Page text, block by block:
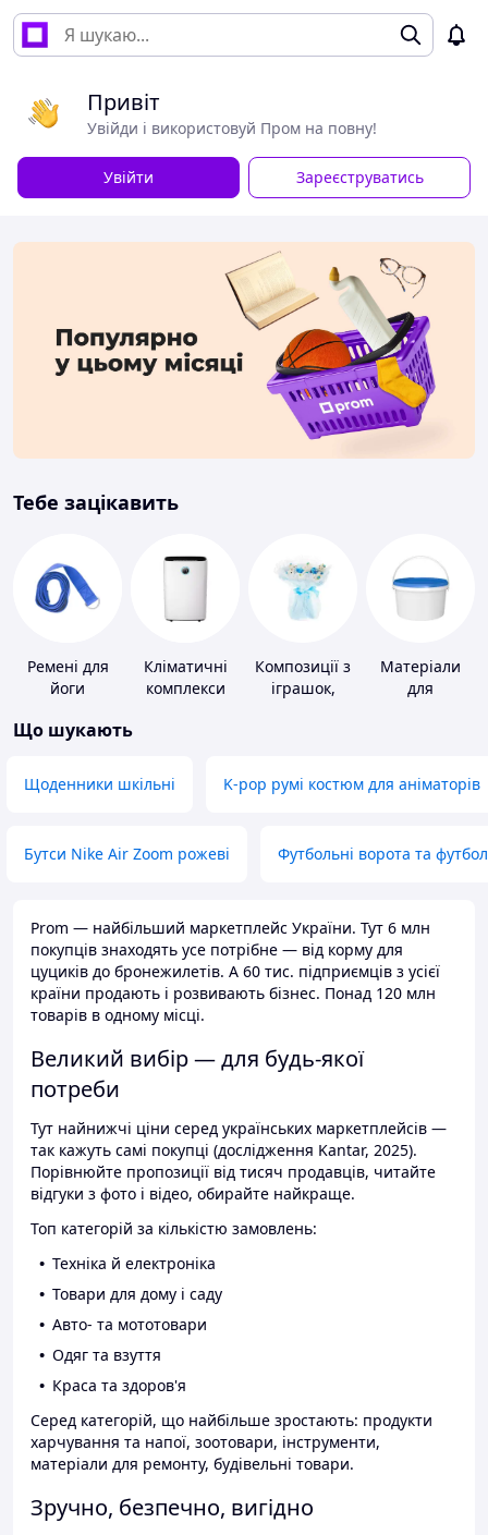
Привіт
Увійди і використовуй Пром на повну!
Увійти Зареєструватись
Тебе зацікавить
Ремені для
йоги
Кліматичні
комплекси
Композиції з
іграшок,
Матеріали
для
Що шукають
Щоденники шкільні K-pop румі костюм для аніматорів
Бутси Nike Air Zoom рожеві Футбольні ворота та
Prom — найбільший маркетплейс України. Тут 6 млн
покупців знаходять усе потрібне — від корму для
цуциків до бронежилетів. А 60 тис. підприємців з усієї
країни продають і розвивають бізнес. Понад 120 млн
товарів в одному місці.
Великий вибір — для будь-якої
потреби
Тут найнижчі ціни серед українських маркетплейсів —
так кажуть самі покупці (дослідження Kantar, 2025).
Порівнюйте пропозиції від тисяч продавців, читайте
відгуки з фото і відео, обирайте найкраще.
Топ категорій за кількістю замовлень:
Техніка й електроніка
Товари для дому і саду
Авто- та мототовари
Одяг та взуття
Краса та здоров'я
Серед категорій, що найбільше зростають: продукти
харчування та напої, зоотовари, інструменти,
матеріали для ремонту, будівельні товари.
Зручно, безпечно, вигідно